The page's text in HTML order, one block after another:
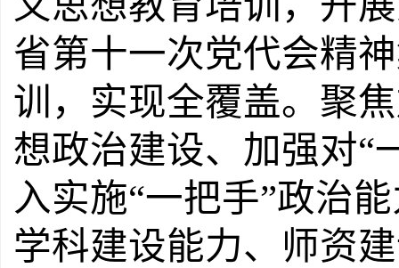
省第十一次党代会精
训，实现全覆盖。聚
想政治建设、加强对“
入实施“一把手”政治
学科建设能力、师资